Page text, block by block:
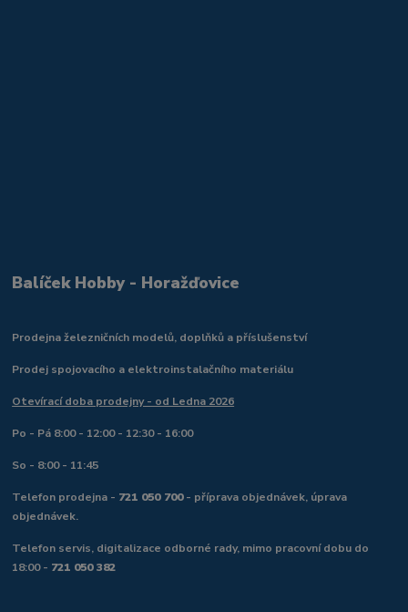
Balíček Hobby - Horažďovice
Prodejna železničních modelů, doplňků a příslušenství
Prodej spojovacího a elektroinstalačního materiálu
Otevírací doba prodejny - od Ledna 2026
Po - Pá 8:00 - 12:00 - 12:30 - 16:00
So - 8:00 - 11:45
Telefon prodejna - 721 050 700- příprava objednávek, úprava
objednávek.
Telefon servis, digitalizace odborné rady, mimo pracovní dobu do
18:00 - 721 050 382